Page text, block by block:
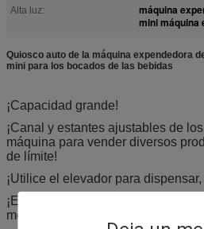
Alta luz:
máquina
mini máquina
Quiosco auto de la máquina expendedora
mini para los bocados de las bebidas
¡Capacidad grande!
¡Canal y estantes ajustables de
máquina para vender diversos
de límite!
¡Utilice el elevador para
¡El telecontrol maneja la máquina
momento!